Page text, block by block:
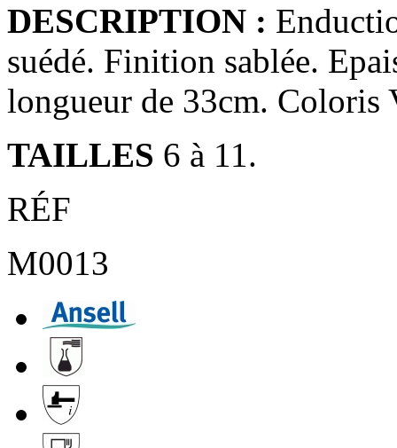
DESCRIPTION :
suédé. Finition sablée.
longueur de 33cm. Coloris
TAILLES 6 à 11.
RÉF
M0013